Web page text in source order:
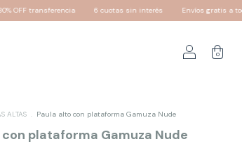
sin interés Envíos gratis a todo el país! 20% OFF + 6
0
ALTAS . Paula alto con plataforma Gamuza Nude
plataforma Gamuza Nude